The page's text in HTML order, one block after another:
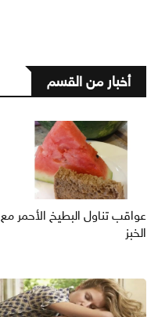
أخبار من القسم
عواقب تناول البطيخ الأحمر مع
الخبز